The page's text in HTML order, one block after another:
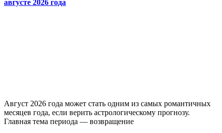
августе 2026 года
Август 2026 года может стать одним из самых романтичных
месяцев года, если верить астрологическому прогнозу.
Главная тема периода — возвращение